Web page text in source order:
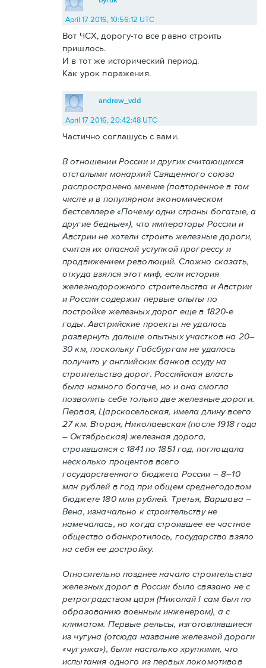
April 17 2016, 10:56:12 UTC
Вот ЧСХ, дорогу-то все равно строить
пришлось.
И в тот же исторический период.
Как урок поражения.
andrew_vdd
April 17 2016, 20:42:48 UTC
Частично соглашусь с вами.
В отношении России и других считающихся
отсталыми монархий Священного союза
распространено мнение (повторенное в том
числе и в популярном экономическом
бестселлере «Почему одни страны богатые, а
другие бедные»), что императоры России и
Австрии не хотели строить железные дороги,
считая их опасной уступкой прогрессу и
продвижением революций. Сложно сказать,
откуда взялся этот миф, если история
железнодорожного строительства и Австрии
и России содержит первые опыты по
постройке железных дорог еще в 1820-е
годы. Австрийские проекты не удалось
развернуть дальше опытных участков на 20–
30 км, поскольку Габсбургам не удалось
получить у английских банков ссуду на
строительство дорог. Российская власть
была намного богаче, но и она смогла
позволить себе только две железные дороги.
Первая, Царскосельская, имела длину всего
27 км. Вторая, Николаевская (после 1918 года
– Октябрьская) железная дорога,
строившаяся с 1841 по 1851 год, поглощала
несколько процентов всего
государственного бюджета России – 8–10
млн рублей в год при общем среднегодовом
бюджете 180 млн рублей. Третья, Варшава –
Вена, изначально к строительству не
намечалась, но когда строившее ее частное
общество обанкротилось, государство взяло
на себя ее достройку.
Относительно позднее начало строительства
железных дорог в России было связано не с
ретроградством царя (Николай I сам был по
образованию военным инженером), а с
климатом. Первые рельсы, изготовлявшиеся
из чугуна (отсюда название железной дороги
«чугунка»), были настолько хрупкими, что
испытания одного из первых локомотивов